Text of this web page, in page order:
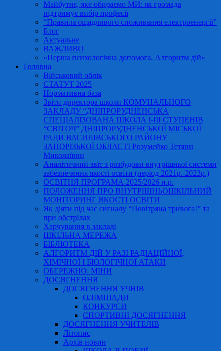
Майбутнє, яке обираємо МИ: як громада
підтримує вибір професії
“Правила ощадливого споживання електроенергії”
Блог
Актуальне
ВАЖЛИВО
«Перша психологічна допомога. Алгоритм дій»
Головна
Військовий облік
СТАТУТ 2025
Нормативна база
Звіти директора школи КОМУНАЛЬНОГО
ЗАКЛАДУ “ДНІПРОРУДНЕНСЬКА
СПЕЦІАЛІЗОВАНА ШКОЛА І-ІІІ СТУПЕНІВ
“СВІТОЧ” ДНІПРОРУДНЕНСЬКОЇ МІСЬКОЇ
РАДИ ВАСИЛІВСЬКОГО РАЙОНУ
ЗАПОРІЗЬКОЇ ОБЛАСТІ Розумейко Тетяни
Миколаївни
Аналітичний звіт з розбудови внутрішньої системи
забезпечення якості освіти (період 2021р.-2023р.)
ОСВІТНЯ ПРОГРАМА 2025/2026 н.р.
ПОЛОЖЕННЯ ПРО ВНУТРІШНЬОШКІЛЬНИЙ
МОНІТОРИНГ ЯКОСТІ ОСВІТИ
Як діяти під час сигналу “Повітряна тривога!” та
при обстрілах
Харчування в закладі
ШКІЛЬНА МЕРЕЖА
БІБЛІОТЕКА
АЛГОРИТМ ДІЙ У РАЗІ РАДІАЦІЙНОЇ,
ХІМІЧНОЇ І БІОЛОГІЧНОЇ АТАКИ
ОБЕРЕЖНО: МІНИ
ДОСЯГНЕННЯ
ДОСЯГНЕННЯ УЧНІВ
ОЛІМПІАДИ
КОНКУРСИ
СПОРТИВНІ ДОСЯГНЕННЯ
ДОСЯГНЕННЯ УЧИТЕЛІВ
Літопис
Архів новин